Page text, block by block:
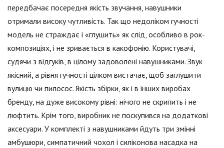
передбачає посередня якість звучання, навушники
отримали високу чутливість. Так що недоліком гучності
модель не страждає і «глушить» як слід, особливо в рок-
композиціях, і не зривається в какофонію. Користувачі,
судячи з відгуків, в цілому задоволені навушниками. Звук
якісний, а рівня гучності цілком вистачає, щоб заглушити
вулицю чи пилосос. Якість збірки, як і в інших виробах
бренду, на дуже високому рівні: нічого не скрипить і не
люфтить. Крім того, виробник не поскупився на додаткові
аксесуари. У комплекті з навушниками йдуть три змінні
амбушюри, симпатичний чохол і силіконова насадка на